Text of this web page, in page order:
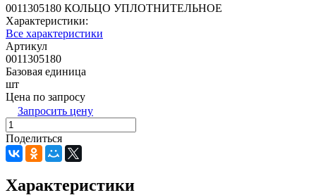
0011305180 КОЛЬЦО УПЛОТНИТЕЛЬНОЕ
Характеристики:
Все характеристики
Артикул
0011305180
Базовая единица
шт
Цена по запросу
Запросить цену
Поделиться
Характеристики